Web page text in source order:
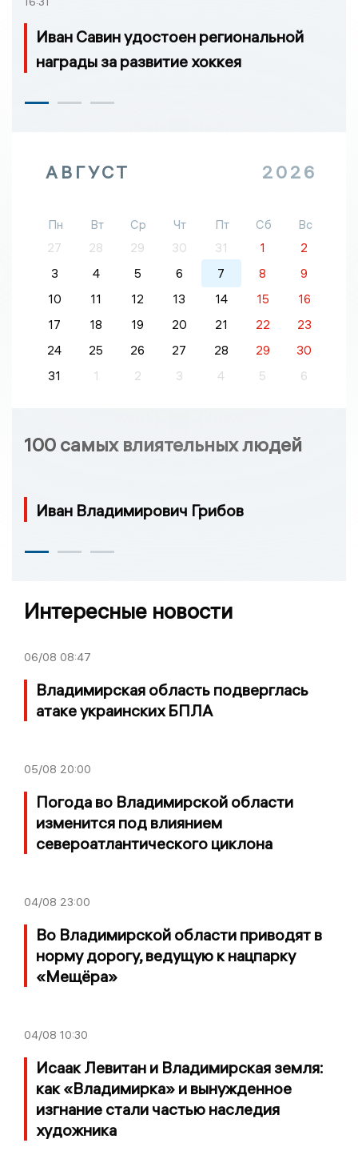
Иван Савин удостоен региональной
награды за развитие хоккея
АВГУСТ 2026
Пн Вт Ср Чт Пт Сб
Вс
27
28 29 30 31 1
2
3
4 5 6 7 8
9
10
11 12 13 14 15
16
17
18 19 20 21 22
23
24
25 26 27 28 29
30
31
1 2 3 4 5 6
100 самых влиятельных людей
Иван Владимирович Грибов
Интересные новости
06/08 08:47
Владимирская область подверглась
атаке украинских БПЛА
05/08 20:00
Погода во Владимирской области
изменится под влиянием
североатлантического циклона
04/08 23:00
Во Владимирской области приводят в
норму дорогу, ведущую к нацпарку
«Мещёра»
04/08 10:30
Исаак Левитан и Владимирская земля:
как «Владимирка» и вынужденное
изгнание стали частью наследия
художника